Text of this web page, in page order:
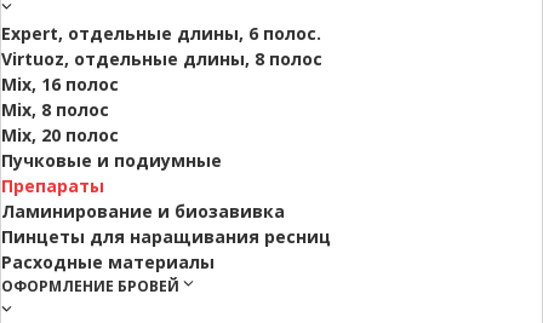
Expert, отдельные длины, 6 полос.
Virtuoz, отдельные длины, 8 полос
Mix, 16 полос
Mix, 8 полос
Mix, 20 полос
Пучковые и подиумные
Препараты
Ламинирование и биозавивка
Пинцеты для наращивания ресниц
Расходные материалы
ОФОРМЛЕНИЕ БРОВЕЙ